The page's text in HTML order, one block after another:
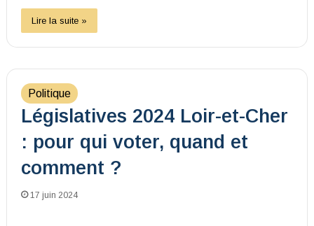
Lire la suite »
Politique
Législatives 2024 Loir-et-Cher
: pour qui voter, quand et
comment ?
17 juin 2024